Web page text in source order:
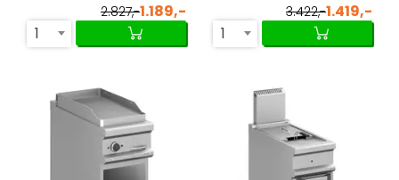
2.827,-1.189,-
1
3.422,-1.419,-
1